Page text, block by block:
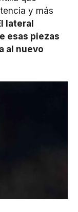
y más
lateral
esas piezas
al nuevo